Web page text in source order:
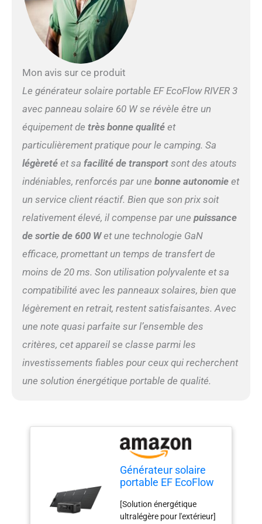
Dotée de la technologie
révolutionnaire X-
GaNPower, la RIVER 3
optimise l'efficacité
l'autonomie des appareils
W et prolongeant ainsi leur
durée d'utilisation jusqu'à
panneau solaire de 60 W
offrant 25 % de rendement,
maximiser votre temps à
l'extérieur. [Plusieurs
RIVER 3 offre plusieurs
options de recharge via des
solaires, des chargeurs de
voiture et des générateurs.
Stream, elle se recharge de
0 à 100 % en seulement 1
heure, sans compromettre
la santé de la batterie.
[Performance élevée pour
équipements jusqu'à 600 W]
Équipée de la technologie X-
Boost, la RIVER 3 peut
alimenter des appareils
jusqu'à 600 W, comme des
pendant les pannes de
courant ou les excursions
en plein air. Le panneau
solaire de 60 W, doté de
cellules TOPCon de type N,
offre une efficacité
améliorée de 25 %,
surpassant ainsi les cellules
Mon avis sur ce produit
Le générateur solaire portable EF EcoFlow RIVER 3
avec panneau solaire 60 W se révèle être un
équipement de très bonne qualitéet
particulièrement pratique pour le camping. Sa
légèretéet sa facilité de transportsont des atouts
indéniables, renforcés par une bonne autonomieet
un service client réactif. Bien que son prix soit
relativement élevé, il compense par une puissance
de sortie de 600 Wet une technologie GaN
efficace, promettant un temps de transfert de
moins de 20 ms. Son utilisation polyvalente et sa
compatibilité avec les panneaux solaires, bien que
légèrement en retrait, restent satisfaisantes. Avec
une note quasi parfaite sur l’ensemble des
critères, cet appareil se classe parmi les
investissements fiables pour ceux qui recherchent
une solution énergétique portable de qualité.
Générateur solaire
portable EF EcoFlow
panneau solaire 60
W, 245 Wh de
[Solution énergétique
ultralégère pour l'extérieur]